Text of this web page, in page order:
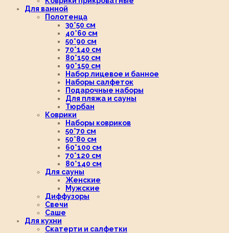
Для ванной
Полотенца
30*50 см
40*60 см
50*90 см
70*140 см
80*150 см
90*150 см
Набор лицевое и банное
Наборы салфеток
Подарочные наборы
Для пляжа и сауны
Тюрбан
Коврики
Наборы ковриков
50*70 см
50*80 см
60*100 см
70*120 см
80*140 см
Для сауны
Женские
Мужские
Диффузоры
Свечи
Саше
Для кухни
Скатерти и салфетки